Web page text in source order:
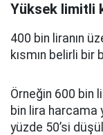
Yüksek limitli
400 bin liranın
kısmın belirli
Örneğin 600 bin
bin lira harcama
yüzde 50’si